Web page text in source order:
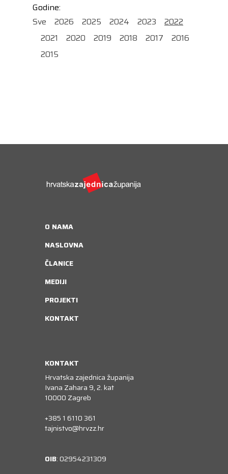
Godine:
Sve
2026 2025 2024 2023
2022
2021
2020 2019 2018 2017
2016
2015
O NAMA
NASLOVNA
ČLANICE
MEDIJI
PROJEKTI
KONTAKT
KONTAKT
Hrvatska zajednica županija
Ivana Zahara 9, 2. kat
10000 Zagreb
+385 1 6110 361
tajnistvo@hrvzz.hr
OIB: 02954231309